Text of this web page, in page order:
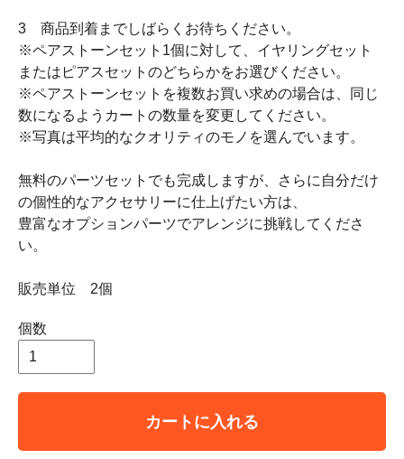
3 商品到着までしばらくお待ちください。
※ペアストーンセット1個に対して、イヤリングセット
またはピアスセットのどちらかをお選びください。
※ペアストーンセットを複数お買い求めの場合は、同じ
数になるようカートの数量を変更してください。
※写真は平均的なクオリティのモノを選んでいます。
無料のパーツセットでも完成しますが、さらに自分だけ
の個性的なアクセサリーに仕上げたい方は、
豊富なオプションパーツでアレンジに挑戦してくださ
い。
販売単位 2個
個数
カートに入れる